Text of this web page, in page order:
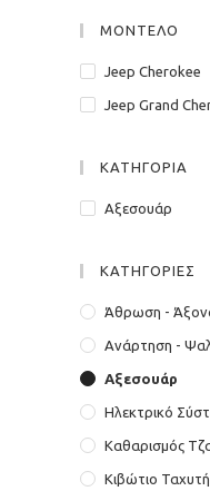
ΜΟΝΤΕΛΟ
Jeep Cherokee
Jeep Grand
ΚΑΤΗΓΟΡΙΑ
Αξεσουάρ
ΚΑΤΗΓΟΡΙΕΣ
Άθρωση -
Ανάρτηση -
Αξεσουάρ
Ηλεκτρικό
Καθαρισμός
Κιβώτιο